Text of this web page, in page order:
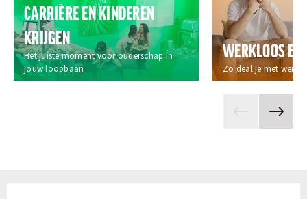
CARRIÈRE EN KINDEREN
KRIJGEN
Het juiste moment voor ouderschap in
jouw loopbaan
WERKLOOS EN
Zo deal je met